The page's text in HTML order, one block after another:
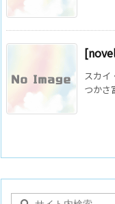
スカイ
つかさ